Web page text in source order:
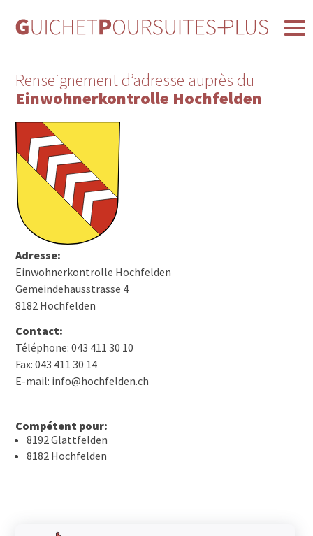
Renseignement d’adresse auprès du
Einwohnerkontrolle Hochfelden
Adresse:
Einwohnerkontrolle Hochfelden
Gemeindehausstrasse 4
8182 Hochfelden
Contact:
Téléphone: 043 411 30 10
Fax: 043 411 30 14
E-mail: info@hochfelden.ch
Compétent pour:
8192 Glattfelden
8182 Hochfelden